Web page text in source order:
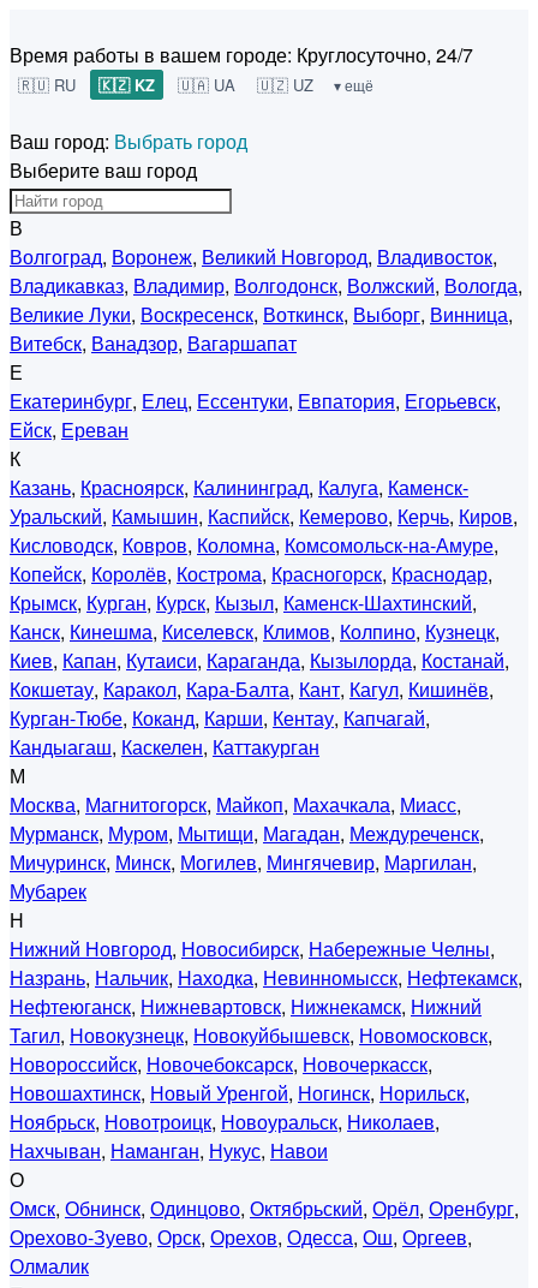
Время работы в вашем городе: Круглосуточно, 24/7
🇷🇺 RU 🇰🇿 KZ 🇺🇦 UA 🇺🇿 UZ ▾ ещё
Ваш город: Выбрать город
Выберите ваш город
В
Волгоград, Воронеж, Великий Новгород, Владивосток,
Владикавказ, Владимир, Волгодонск, Волжский, Вологда,
Великие Луки, Воскресенск, Воткинск, Выборг, Винница,
Витебск, Ванадзор, Вагаршапат
Е
Екатеринбург, Елец, Ессентуки, Евпатория, Егорьевск,
Ейск, Ереван
К
Казань, Красноярск, Калининград, Калуга, Каменск-
Уральский, Камышин, Каспийск, Кемерово, Керчь, Киров,
Кисловодск, Ковров, Коломна, Комсомольск-на-Амуре,
Копейск, Королёв, Кострома, Красногорск, Краснодар,
Крымск, Курган, Курск, Кызыл, Каменск-Шахтинский,
Канск, Кинешма, Киселевск, Климов, Колпино, Кузнецк,
Киев, Капан, Кутаиси, Караганда, Кызылорда, Костанай,
Кокшетау, Каракол, Кара-Балта, Кант, Кагул, Кишинёв,
Курган-Тюбе, Коканд, Карши, Кентау, Капчагай,
Кандыагаш, Каскелен, Каттакурган
М
Москва, Магнитогорск, Майкоп, Махачкала, Миасс,
Мурманск, Муром, Мытищи, Магадан, Междуреченск,
Мичуринск, Минск, Могилев, Мингячевир, Маргилан,
Мубарек
Н
Нижний Новгород, Новосибирск, Набережные Челны,
Назрань, Нальчик, Находка, Невинномысск, Нефтекамск,
Нефтеюганск, Нижневартовск, Нижнекамск, Нижний
Тагил, Новокузнецк, Новокуйбышевск, Новомосковск,
Новороссийск, Новочебоксарск, Новочеркасск,
Новошахтинск, Новый Уренгой, Ногинск, Норильск,
Ноябрьск, Новотроицк, Новоуральск, Николаев,
Нахчыван, Наманган, Нукус, Навои
О
Омск, Обнинск, Одинцово, Октябрьский, Орёл, Оренбург,
Орехово-Зуево, Орск, Орехов, Одесса, Ош, Оргеев,
Олмалик